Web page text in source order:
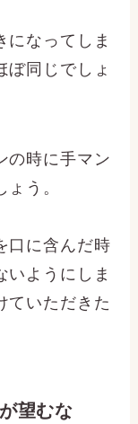
になってしま
ぼ同じでしょ
の時に手マン
う。
口に含んだ時
いようにしま
ていただきた
望むな